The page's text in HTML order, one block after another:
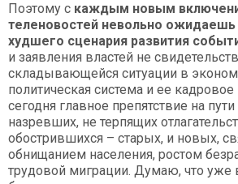
Поэтому с каждым новым
теленовостей невольно
худшего сценария развития
и заявления властей не
складывающейся ситуации в
политическая система и ее
сегодня главное препятствие на
назревших, не терпящих
обострившихся – старых, и новых,
обнищанием населения, ростом
трудовой миграции. Думаю, что уже